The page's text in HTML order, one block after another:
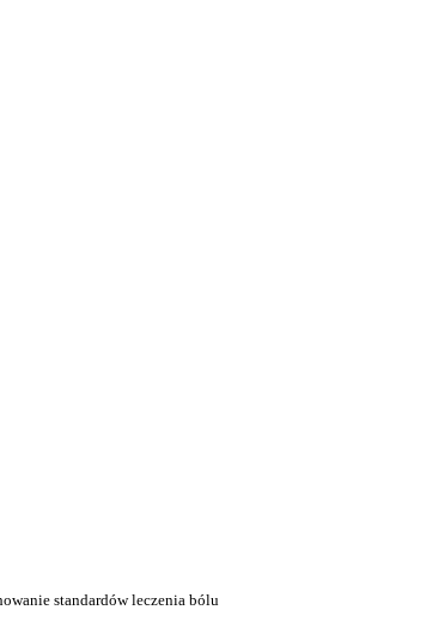
standardów leczenia bólu